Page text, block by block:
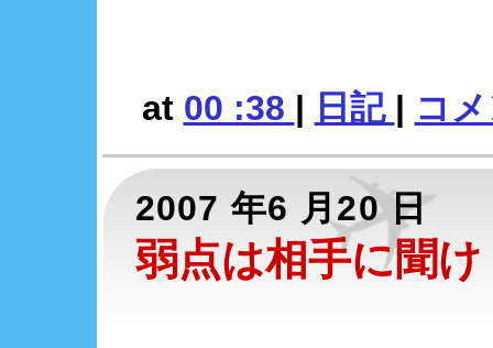
at 00 :38 | 日記 | コ
2007 年6 月20 日
弱点は相手に聞け